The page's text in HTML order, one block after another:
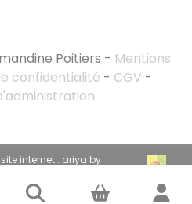
:
Poitiers - Mentions
confidentialité - CGV -
internet : ariya by
digital : emandarine